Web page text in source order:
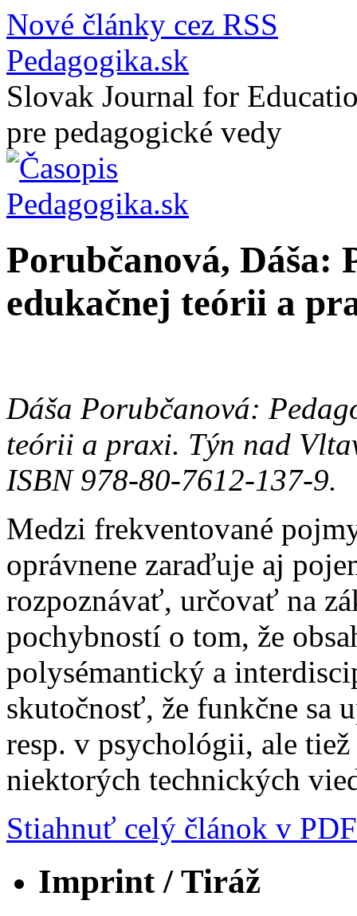
Nové články cez RSS
Pedagogika.sk
Slovak Journal for
pre pedagogické vedy
Porubčanová, Dáša:
edukačnej teórii a
Dáša Porubčanová:
teórii a praxi. Týn nad
ISBN 978-80-7612-137-9.
Medzi frekventované
oprávnene zaraďuje aj
rozpoznávať, určovať na
pochybností o tom, že
polysémantický a
skutočnosť, že funkčne sa
resp. v psychológii, ale
niektorých technických
Stiahnuť celý článok v PDF
Imprint / Tiráž